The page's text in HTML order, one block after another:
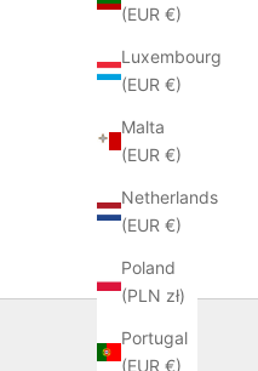
(EUR €)
Luxembourg
(EUR €)
Malta
(EUR €)
Netherlands
(EUR €)
Poland
(PLN zł)
Portugal
(EUR €)